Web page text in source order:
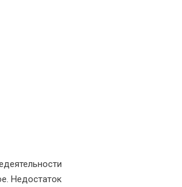
Недостаток